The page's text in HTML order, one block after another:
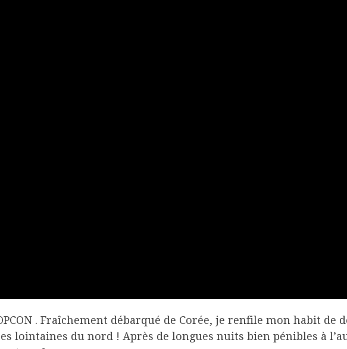
. Fraîchement débarqué de Corée, je renfile mon habit de
lointaines du nord ! Après de longues nuits bien pénibles à